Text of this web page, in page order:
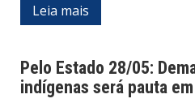
Leia mais
Pelo Estado 28/05:
indígenas será pauta